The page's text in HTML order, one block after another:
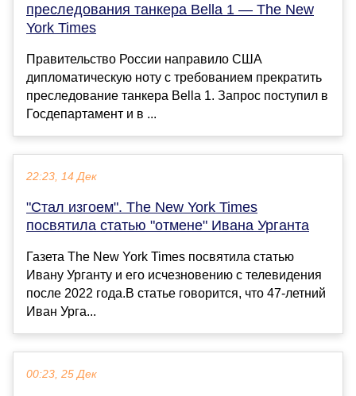
преследования танкера Bella 1 — The New
York Times
Правительство России направило США
дипломатическую ноту с требованием прекратить
преследование танкера Bella 1. Запрос поступил в
Госдепартамент и в ...
22:23, 14 Дек
"Стал изгоем". The New York Times
посвятила статью "отмене" Ивана Урганта
Газета The New York Times посвятила статью
Ивану Урганту и его исчезновению с телевидения
после 2022 года.В статье говорится, что 47-летний
Иван Урга...
00:23, 25 Дек